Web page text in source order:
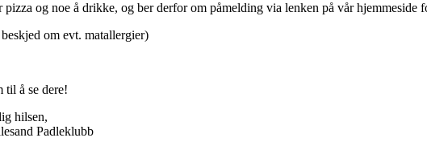
pizza og noe å drikke, og ber derfor om påmelding via lenken på vår hjemmeside
om evt. matallergier)
til å se dere!
hilsen,
Padleklubb